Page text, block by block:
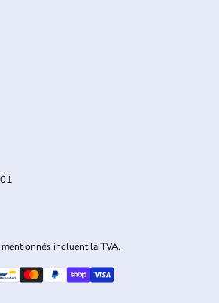
incluent la TVA.
Modes de paiement